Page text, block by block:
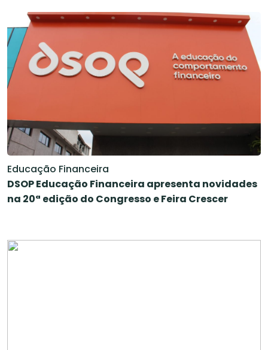
Educação Financeira
DSOP Educação Financeira apresenta novidades
na 20ª edição do Congresso e Feira Crescer